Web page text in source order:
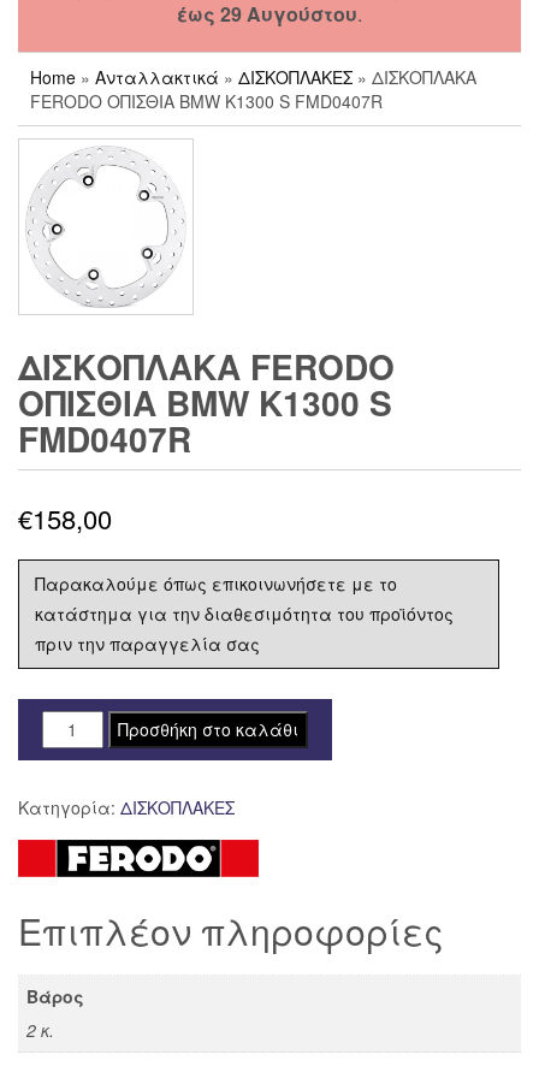
έως 29 Αυγούστου.
Home » Ανταλλακτικά » ΔΙΣΚΟΠΛΑΚΕΣ » ΔΙΣΚΟΠΛΑΚΑ
FERODO ΟΠΙΣΘΙΑ BMW K1300 S FMD0407R
ΔΙΣΚΟΠΛΑΚΑ FERODO
ΟΠΙΣΘΙΑ BMW K1300 S
FMD0407R
€158,00
Παρακαλούμε όπως επικοινωνήσετε με το
κατάστημα για την διαθεσιμότητα του προϊόντος
πριν την παραγγελία σας
ΔΙΣΚΟΠΛΑΚΑ
FERODO
BMW
K1300
S
ποσότητα
Προσθήκη στο καλάθι
Κατηγορία: ΔΙΣΚΟΠΛΑΚΕΣ
Επιπλέον πληροφορίες
Βάρος
2 κ.